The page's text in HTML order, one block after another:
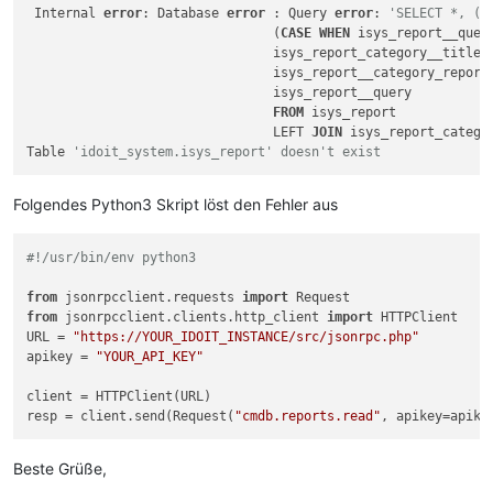
Internal error: Database error : Query error:
'SELECT *,
				(
CASE WHEN
				isys_report_category__title
FROM isys_report
				LEFT
JOIN
Table
'idoit_system.isys_report' doesn't exist
Folgendes Python3 Skript löst den Fehler aus
#!/usr/bin/env python3
from jsonrpcclient.requests import
from jsonrpcclient.clients.http_client import HTTPClient
URL =
"https://YOUR_IDOIT_INSTANCE/src/jsonrpc.php"
apikey =
"YOUR_API_KEY"
client = HTTPClient(URL)
resp = client.send(Request( "cmdb.reports.read" ,
Beste Grüße,